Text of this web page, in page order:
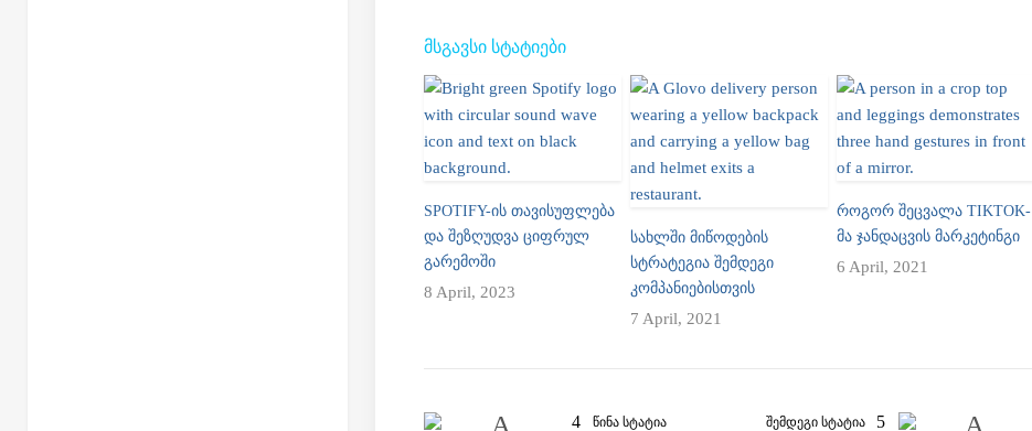
ᲛᲡᲒᲐᲕᲡᲘ ᲡᲢᲐᲢᲘᲔᲑᲘ
SPOTIFY-ᲘᲡ ᲗᲐᲕᲘᲡᲣᲤᲚᲔᲑᲐ
ᲓᲐ ᲨᲔᲖᲦᲣᲓᲕᲐ ᲪᲘᲤᲠᲣᲚ
ᲒᲐᲠᲔᲛᲝᲨᲘ
8 April, 2023
ᲡᲐᲮᲚᲨᲘ ᲛᲘᲬᲝᲓᲔᲑᲘᲡ
ᲡᲢᲠᲐᲢᲔᲒᲘᲐ ᲨᲔᲛᲓᲔᲒᲘ
ᲙᲝᲛᲞᲐᲜᲘᲔᲑᲘᲡᲗᲕᲘᲡ
7 April, 2021
ᲠᲝᲒᲝᲠ ᲨᲔᲪᲕᲐᲚᲐ TIKTOK-
ᲛᲐ ᲯᲐᲜᲓᲐᲪᲕᲘᲡ ᲛᲐᲠᲙᲔᲢᲘᲜᲒᲘ
6 April, 2021
ᲬᲘᲜᲐ ᲡᲢᲐᲢᲘᲐ ᲨᲔᲛᲓᲔᲒᲘ ᲡᲢᲐᲢᲘᲐ